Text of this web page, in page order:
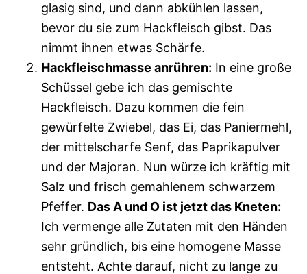
glasig sind, und dann abkühlen lassen,
bevor du sie zum Hackfleisch gibst. Das
nimmt ihnen etwas Schärfe.
Hackfleischmasse anrühren: In eine große
Schüssel gebe ich das gemischte
Hackfleisch. Dazu kommen die fein
gewürfelte Zwiebel, das Ei, das Paniermehl,
der mittelscharfe Senf, das Paprikapulver
und der Majoran. Nun würze ich kräftig mit
Salz und frisch gemahlenem schwarzem
Pfeffer. Das A und O ist jetzt das Kneten:
Ich vermenge alle Zutaten mit den Händen
sehr gründlich, bis eine homogene Masse
entsteht. Achte darauf, nicht zu lange zu